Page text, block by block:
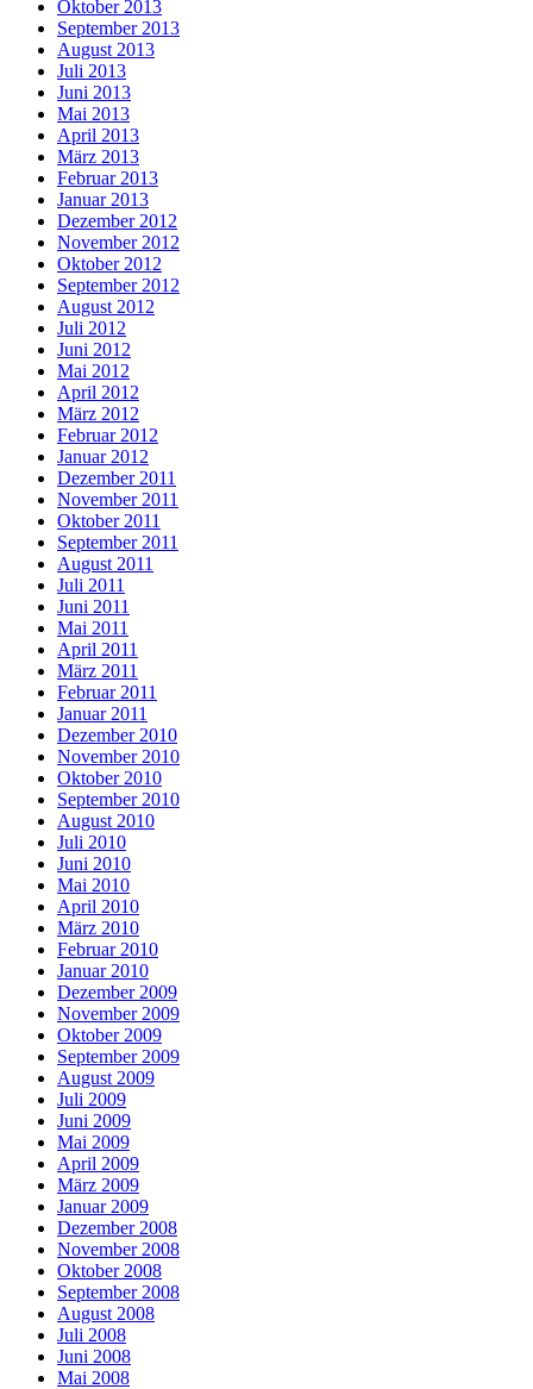
Oktober 2013
September 2013
August 2013
Juli 2013
Juni 2013
Mai 2013
April 2013
März 2013
Februar 2013
Januar 2013
Dezember 2012
November 2012
Oktober 2012
September 2012
August 2012
Juli 2012
Juni 2012
Mai 2012
April 2012
März 2012
Februar 2012
Januar 2012
Dezember 2011
November 2011
Oktober 2011
September 2011
August 2011
Juli 2011
Juni 2011
Mai 2011
April 2011
März 2011
Februar 2011
Januar 2011
Dezember 2010
November 2010
Oktober 2010
September 2010
August 2010
Juli 2010
Juni 2010
Mai 2010
April 2010
März 2010
Februar 2010
Januar 2010
Dezember 2009
November 2009
Oktober 2009
September 2009
August 2009
Juli 2009
Juni 2009
Mai 2009
April 2009
März 2009
Januar 2009
Dezember 2008
November 2008
Oktober 2008
September 2008
August 2008
Juli 2008
Juni 2008
Mai 2008